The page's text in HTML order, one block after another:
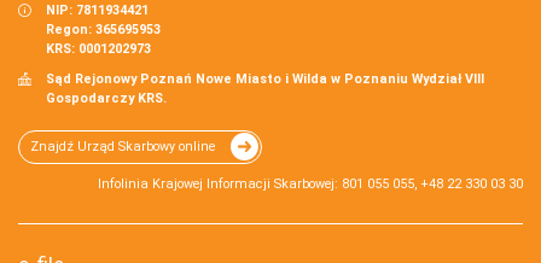
NIP: 7811934421
Regon: 365695953
KRS: 0001202973
Sąd Rejonowy Poznań Nowe Miasto i Wilda w Poznaniu Wydział VIII
Gospodarczy KRS.
Znajdź Urząd Skarbowy online
Infolinia Krajowej Informacji Skarbowej: 801 055 055, +48 22 330 03 30